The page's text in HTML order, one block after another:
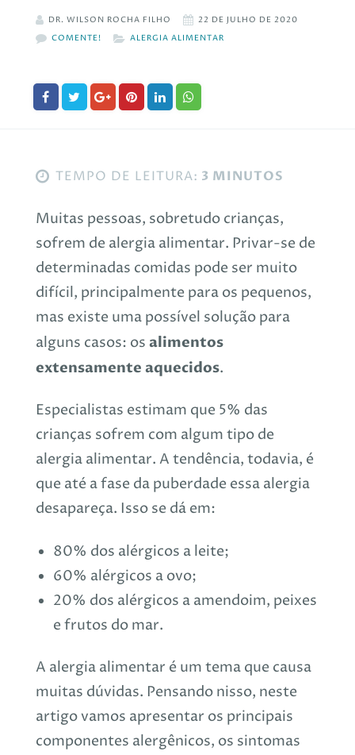
DR. WILSON ROCHA FILHO
22 DE JULHO DE 2020
COMENTE!
ALERGIA ALIMENTAR
TEMPO DE LEITURA: 3 MINUTOS
Muitas pessoas, sobretudo crianças,
sofrem de alergia alimentar. Privar-se de
determinadas comidas pode ser muito
difícil, principalmente para os pequenos,
mas existe uma possível solução para
alguns casos: os alimentos
extensamente aquecidos.
Especialistas estimam que 5% das
crianças sofrem com algum tipo de
alergia alimentar. A tendência, todavia, é
que até a fase da puberdade essa alergia
desapareça. Isso se dá em:
80% dos alérgicos a leite;
60% alérgicos a ovo;
20% dos alérgicos a amendoim, peixes
e frutos do mar.
A alergia alimentar é um tema que causa
muitas dúvidas. Pensando nisso, neste
artigo vamos apresentar os principais
componentes alergênicos, os sintomas